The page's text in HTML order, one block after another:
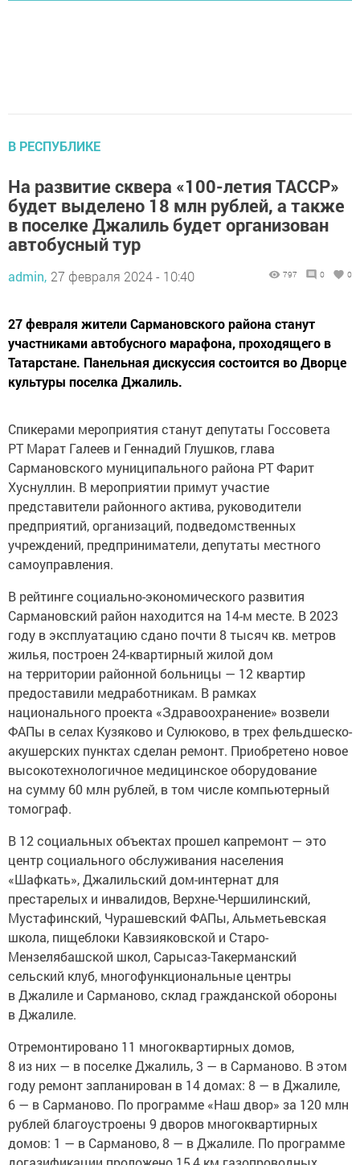
В РЕСПУБЛИКЕ
На развитие сквера «100-летия ТАССР»
будет выделено 18 млн рублей, а также
в поселке Джалиль будет организован
автобусный тур
admin, 27 февраля 2024 - 10:40 797 0 0
27 февраля жители Сармановского района станут
участниками автобусного марафона, проходящего в
Татарстане. Панельная дискуссия состоится во Дворце
культуры поселка Джалиль.
Спикерами мероприятия станут депутаты Госсовета
РТ Марат Галеев и Геннадий Глушков, глава
Сармановского муниципального района РТ Фарит
Хуснуллин. В мероприятии примут участие
представители районного актива, руководители
предприятий, организаций, подведомственных
учреждений, предприниматели, депутаты местного
самоуправления.
В рейтинге социально-экономического развития
Сармановский район находится на 14-м месте. В 2023
году в эксплуатацию сдано почти 8 тысяч кв. метров
жилья, построен 24-квартирный жилой дом
на территории районной больницы — 12 квартир
предоставили медработникам. В рамках
национального проекта «Здравоохранение» возвели
ФАПы в селах Кузяково и Сулюково, в трех фельдшеско-
акушерских пунктах сделан ремонт. Приобретено новое
высокотехнологичное медицинское оборудование
на сумму 60 млн рублей, в том числе компьютерный
томограф.
В 12 социальных объектах прошел капремонт — это
центр социального обслуживания населения
«Шафкать», Джалильский дом-интернат для
престарелых и инвалидов, Верхне-Чершилинский,
Мустафинский, Чурашевский ФАПы, Альметьевская
школа, пищеблоки Кавзияковской и Старо-
Мензелябашской школ, Сарысаз-Такерманский
сельский клуб, многофункциональные центры
в Джалиле и Сарманово, склад гражданской обороны
в Джалиле.
Отремонтировано 11 многоквартирных домов,
8 из них — в поселке Джалиль, 3 — в Сарманово. В этом
году ремонт запланирован в 14 домах: 8 — в Джалиле,
6 — в Сарманово. По программе «Наш двор» за 120 млн
рублей благоустроены 9 дворов многоквартирных
домов: 1 — в Сарманово, 8 — в Джалиле. По программе